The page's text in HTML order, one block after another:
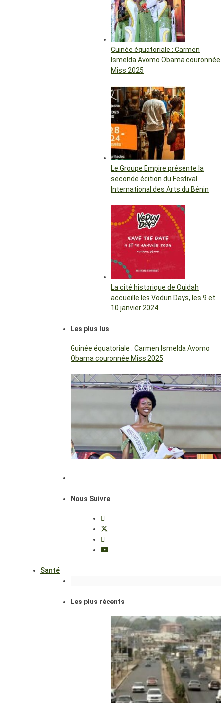
Guinée équatoriale : Carmen
Ismelda Avomo Obama couronnée
Miss 2025
Le Groupe Empire présente la
seconde édition du Festival
International des Arts du Bénin
La cité historique de Ouidah
accueille les Vodun Days, les 9 et
10 janvier 2024
Les plus lus
Guinée équatoriale : Carmen Ismelda Avomo
Obama couronnée Miss 2025
Nous Suivre
Santé
Les plus récents